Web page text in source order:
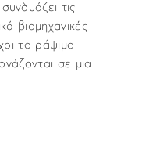
τις
βιομηχανικές
το ράψιμο
σε μια